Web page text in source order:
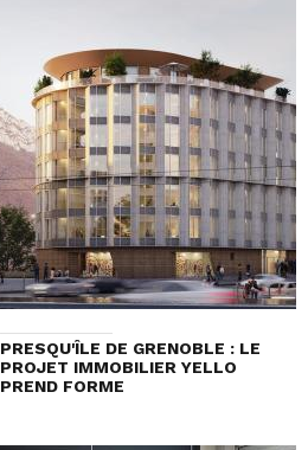
PRESQU'ÎLE DE GRENOBLE : LE
PROJET IMMOBILIER YELLO
PREND FORME